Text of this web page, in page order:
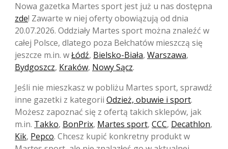
Nowa gazetka Martes sport jest już u nas dostępna
zde! Zawarte w niej oferty obowiązują od dnia
20.07.2026. Oddziały Martes sport można znaleźć w
całej Polsce, dlatego poza Bełchatów mieszczą się
jeszcze m.in. wŁódź, Bielsko-Biała, Warszawa,
Bydgoszcz, Kraków, Nowy Sącz.
Jeśli nie mieszkasz w pobliżu Martes sport, sprawdź
inne gazetki z kategorii Odzież, obuwie i sport.
Możesz zapoznać się z ofertą takich sklepów, jak
m.in. Takko, BonPrix, Martes sport, CCC, Decathlon,
Kik, Pepco. Chcesz kupić konkretny produkt w